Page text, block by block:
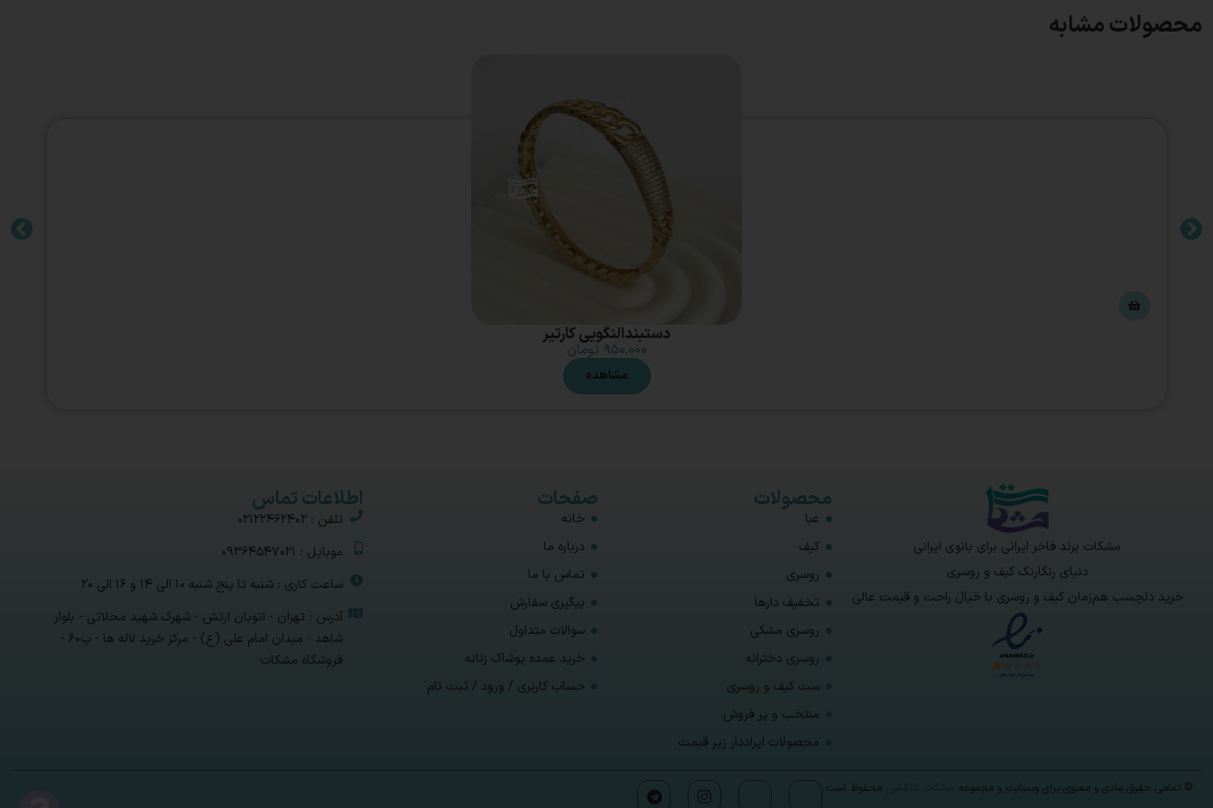
محصولات مشابه
دستبندالنگویی کارتیر
۹۵۰,۰۰۰ تومان
مشاهده
مشکات برند فاخر ایرانی برای بانوی ایرانی
دنیای رنگارنگ کیف و روسری
خرید دلچسب هم‌زمان کیف و روسری با خیال راحت و قیمت عالی
محصولات
عبا
کیف
روسری
تخفیف دارها
روسری مشکی
روسری دخترانه
ست کیف و روسری
منتخب و پر فروش
محصولات ایراددار زیر قیمت
صفحات
خانه
درباره ما
تماس با ما
پیگیری سفارش
سوالات متداول
خرید عمده پوشاک زنانه
حساب کاربری / ورود / ثبت نام
اطلاعات تماس
تلفن : 02122462402
موبایل : 09364547021
ساعت کاری : شنبه تا پنج شنبه 10 الی 14 و 16 الی 20
آدرس : تهران - اتوبان ارتش - شهرک شهید محلاتی - بلوار
شاهد - میدان امام علی (ع) - مرکز خرید لاله ها - پ۶۰ -
فروشگاه مشکات
© تمامی حقوق مادی و معنوی برای وبسایت و مجموعه محفوظ است.